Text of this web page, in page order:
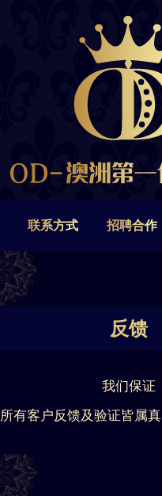
联系方式 招聘合作
反馈
我们保证
所有客户反馈及验证皆属
招聘合作